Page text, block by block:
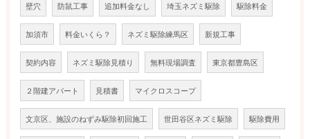
壁穴 防鼠工事 追加料金なし 埼玉ネズミ駆除 駆除料金
加須市 料金いくら？ ネズミ駆除練馬区 新規工事
契約内容 ネズミ駆除見積り 無料現場調査 東京都豊島区
２階建アパート 見積書 マイクロスコープ
文京区、施設のねずみ駆除初回施工 世田谷区ネズミ駆除 駆除費用